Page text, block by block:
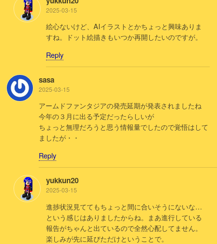
2025-03-15
絵心ないけど、AIイラストとかちょっと興味ありま
すね。ドット絵描きもいつか再開したいのですが。
Reply
sasa
2025-03-15
アームドファンタジアの発売延期が発表されましたね
今年の３月に出る予定だったらしいが
ちょっと無理だろうと思う情報量でしたので覚悟はして
ましたが・・
Reply
yukkun20
2025-03-15
進捗状況見ててもちょっと間に合いそうにないな…
という感じはありましたからね。まあ進行している
報告がちゃんと出ているので全然心配してません。
楽しみが先に延びただけということで。